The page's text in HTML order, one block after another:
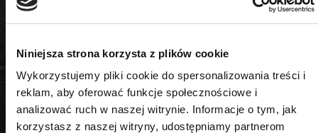
Niniejsza strona korzysta z plików cookie
Wykorzystujemy pliki cookie do spersonalizowania treści i
reklam, aby oferować funkcje społecznościowe i
analizować ruch w naszej witrynie. Informacje o tym, jak
korzystasz z naszej witryny, udostępniamy partnerom
Długość
125 mm
Napęd